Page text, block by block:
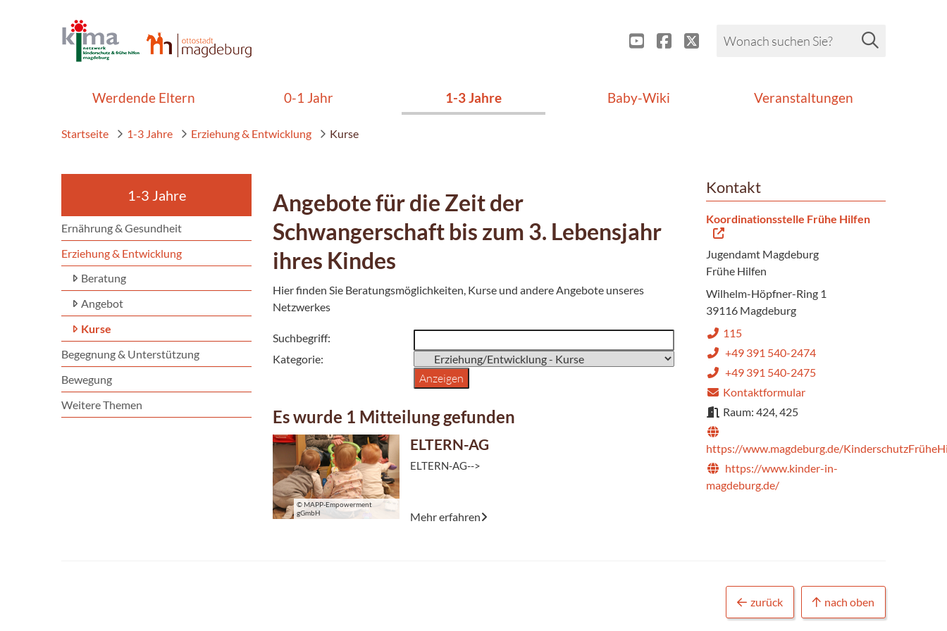
Werdende Eltern 0-1 Jahr 1-3 Jahre Baby-Wiki Veranstaltungen
Startseite 1-3 Jahre Erziehung & Entwicklung Kurse
1-3 Jahre
Ernährung & Gesundheit
Erziehung & Entwicklung
Beratung
Angebot
Kurse
Begegnung & Unterstützung
Bewegung
Weitere Themen
Angebote für die Zeit der
Schwangerschaft bis zum 3. Lebensjahr
ihres Kindes
Hier finden Sie Beratungsmöglichkeiten, Kurse und andere Angebote unseres
Netzwerkes
Suchbegriff:
Kategorie:
Es wurde 1 Mitteilung gefunden
ELTERN-AG
ELTERN-AG-->
Mehr erfahren
© MAPP-Empowerment
gGmbH
Kontakt
Koordinationsstelle Frühe Hilfen
Jugendamt Magdeburg
Frühe Hilfen
Wilhelm-Höpfner-Ring 1
39116 Magdeburg
115
+49 391 540-2474
+49 391 540-2475
Kontaktformular
Raum: 424, 425
https://www.magdeburg.de/
https://www.kinder-in-
magdeburg.de/
zurück nach oben